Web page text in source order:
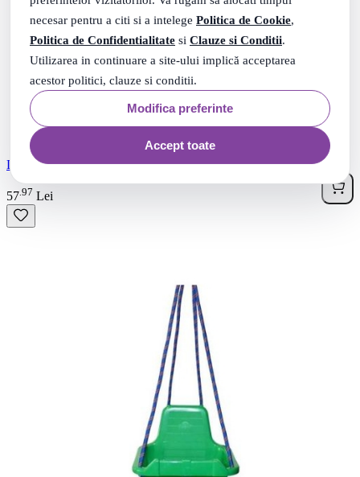
necesar pentru a citi si a intelege Politica de Cookie,
Politica de Confidentialitate si Clauze si Conditii.
Utilizarea in continuare a site-ului implică acceptarea
acestor politici, clauze si conditii.
Modifica preferinte
Accept toate
Leagan din lemn pentru copii 36x26cm 3 ani
57 97 Lei